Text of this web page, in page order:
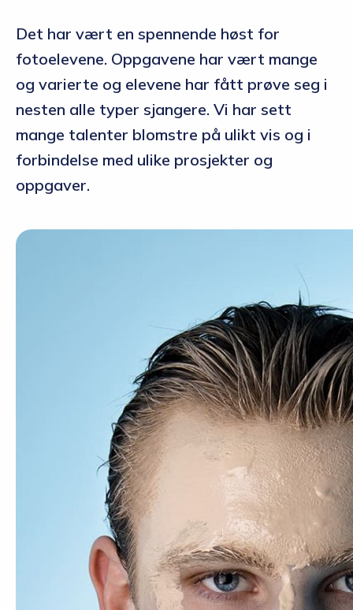
Det har vært en spennende høst for
fotoelevene. Oppgavene har vært mange
og varierte og elevene har fått prøve seg i
nesten alle typer sjangere. Vi har sett
mange talenter blomstre på ulikt vis og i
forbindelse med ulike prosjekter og
oppgaver.